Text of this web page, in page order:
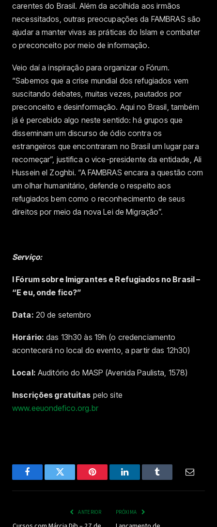
carentes do Brasil. Além da acolhida aos irmãos
necessitados, outras preocupações da FAMBRAS são
ajudar a manter vivas as práticas do Islam e combater
o preconceito por meio de informação.
Veio daí a inspiração para organizar o Fórum.
“Sabemos que a crise mundial dos refugiados vem
suscitando debates, muitas vezes, pautados por
preconceito e desinformação. Aqui no Brasil, também
já é percebido algo neste sentido: há grupos que
disseminam um discurso de ódio contra os
estrangeiros que encontraram no Brasil um lugar para
recomeçar”, justifica o vice-presidente da entidade, Ali
Hussein el Zoghbi. “A FAMBRAS encara a questão com
um olhar humanitário, defende o respeito aos
refugiados bem como o reconhecimento de seus
direitos por meio da nova Lei de Migração”.
Serviço:
I Fórum sobre Imigrantes e Refugiados no Brasil –
“E eu, onde fico?”
Data: 20 de setembro
Horário: das 13h30 às 19h (o credenciamento
acontecerá no local do evento, a partir das 12h30)
Local: Auditório do MASP (Avenida Paulista, 1578)
Inscrições gratuitas pelo site
www.eeuondefico.org.br
FacebookTwitter Pinterest LinkedInTumblr Email
ANTERIOR PRÓXIMA